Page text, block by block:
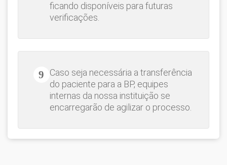
ficando disponíveis para futuras
verificações.
Caso seja necessária a transferência
do paciente para a BP, equipes
internas da nossa instituição se
encarregarão de agilizar o processo.